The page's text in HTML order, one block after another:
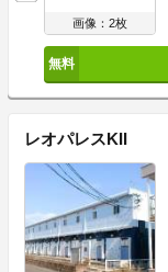
画像：2枚
レオパレスKII